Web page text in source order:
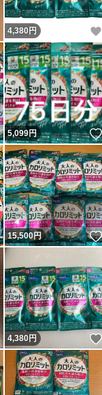
いいね！
4,380 円
いいね！
5,099円
いいね！
15,500円
いいね！
4,380円